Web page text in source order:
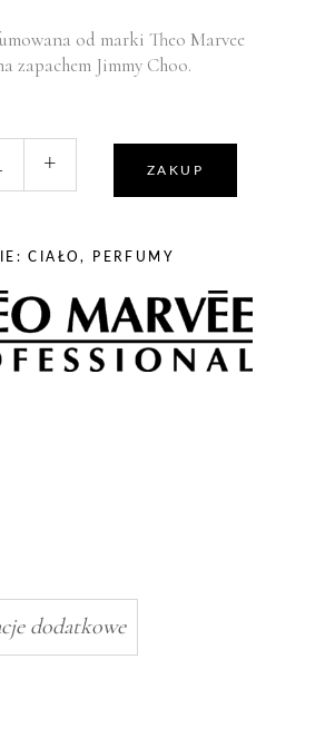
od marki Theo Marvee
zapachem Jimmy Choo.
+ ZAKUP
CIAŁO, PERFUMY
dodatkowe